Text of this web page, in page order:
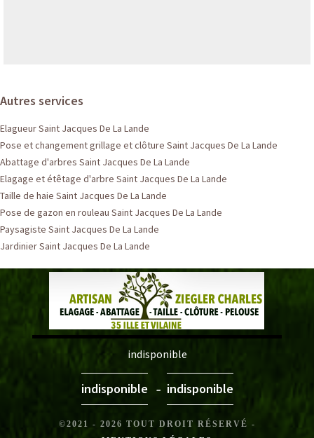
Autres services
Elagueur Saint Jacques De La Lande
Pose et changement grillage et clôture Saint Jacques De La Lande
Abattage d'arbres Saint Jacques De La Lande
Elagage et étêtage d'arbre Saint Jacques De La Lande
Taille de haie Saint Jacques De La Lande
Pose de gazon en rouleau Saint Jacques De La Lande
Paysagiste Saint Jacques De La Lande
Jardinier Saint Jacques De La Lande
indisponible
indisponible - indisponible
©2021 - 2026 TOUT DROIT RÉSERVÉ -